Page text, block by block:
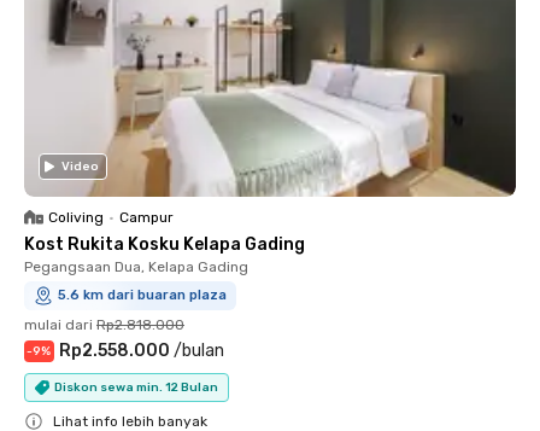
Video
Coliving • Campur
Kost Rukita Kosku Kelapa Gading
Pegangsaan Dua, Kelapa Gading
5.6 km dari buaran plaza
mulai dari Rp2.818.000
-9% Rp2.558.000 /bulan
Diskon sewa min. 12 Bulan
Lihat info lebih banyak